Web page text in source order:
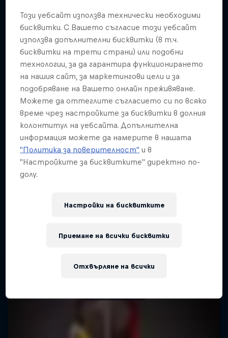
Athletes who weren't derailed from their
FENCING
Този уебсайт използва технически необходими
бисквитки. С Вашето съгласие този уебсайт
използва допълнителни бисквитки (в т.ч.
бисквитки на трети страни) или подобни
технологии, за да гарантира функционирането
на нашия сайт, за маркетингови цели и за
подобряване на Вашето онлайн преживяване.
Можете да оттеглите съгласието си по всяко
време чрез настройките за бисквитки в долния
колонтитул на уебсайта. Допълнителна
информация можете да намерите в нашата
"Политика за поверителност" и в
"Настройките за бисквитките" директно по-
долу.
Настройки на бисквитките
Отхвърляне на всички
Приемане на всички бисквитки